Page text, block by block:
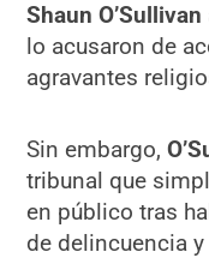
Shaun O’Sullivan
lo acusaron de
agravantes
Sin embargo,
tribunal que
en público tras
de delincuencia